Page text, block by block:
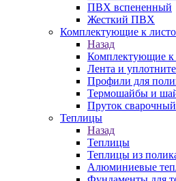
ПВХ вспененный
Жесткий ПВХ
Комплектующие к
Назад
Комплектующие к
Лента и
Профили для
Термошайбы и
Пруток сварочный
Теплицы
Назад
Теплицы
Теплицы из
Алюминиевые